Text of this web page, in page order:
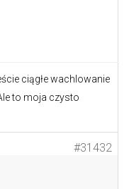
ciągłe wachlowanie
to moja czysto
#31432